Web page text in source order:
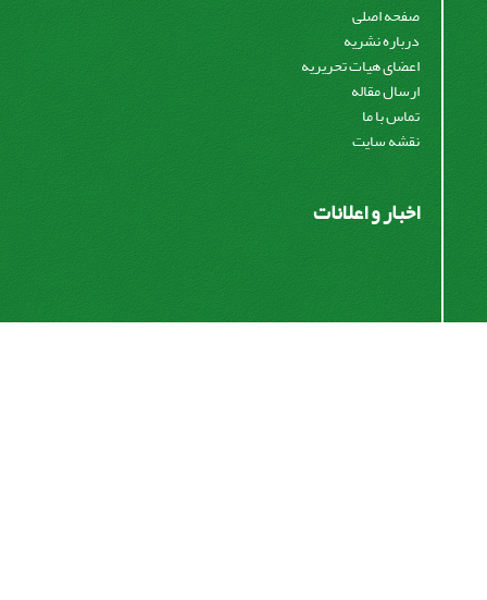
صفحه اصلی
درباره نشریه
اعضای هیات تحریریه
ارسال مقاله
تماس با ما
نقشه سایت
اخبار و اعلانات